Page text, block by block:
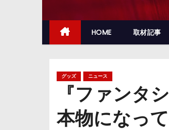
ッ
HOME 取材記事
グッズ ニュース
『ファンタ
本物になって